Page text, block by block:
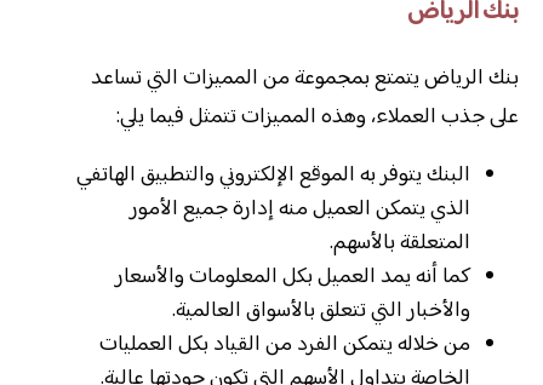
بنك الرياض
بنك الرياض يتمتع بمجموعة من المميزات التي تساعد
على جذب العملاء، وهذه المميزات تتمثل فيما يلي:
البنك يتوفر به الموقع الإلكتروني والتطبيق الهاتفي
الذي يتمكن العميل منه إدارة جميع الأمور
المتعلقة بالأسهم.
كما أنه يمد العميل بكل المعلومات والأسعار
والأخبار التي تتعلق بالأسواق العالمية.
من خلاله يتمكن الفرد من القياد بكل العمليات